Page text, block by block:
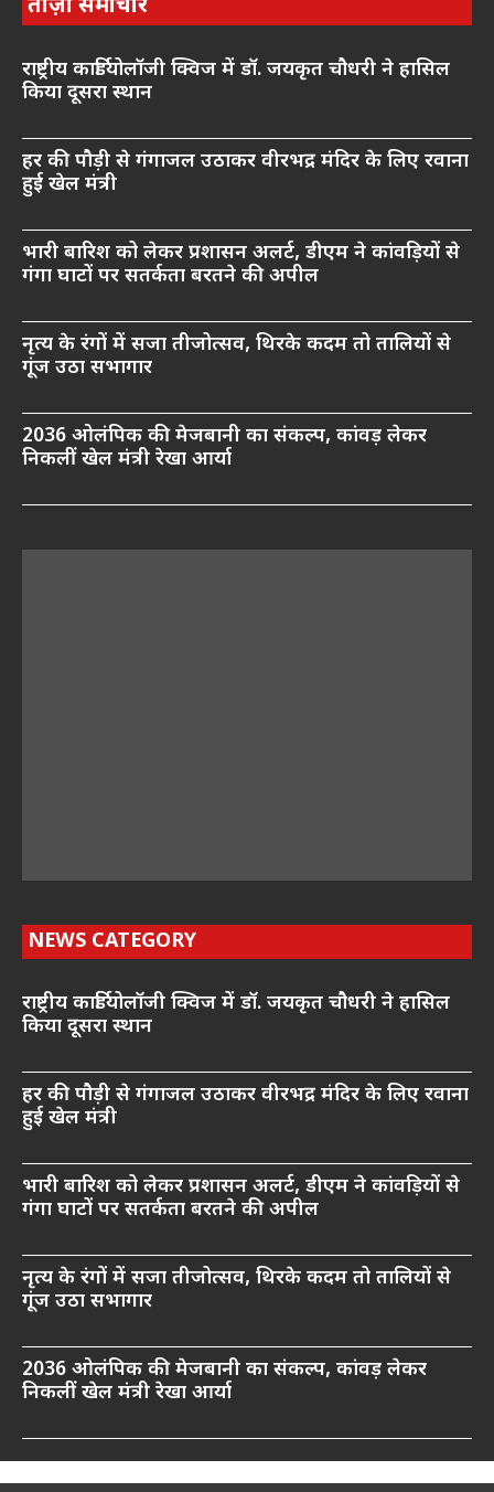
ताज़ा समाचार
राष्ट्रीय कार्डियोलॉजी क्विज में डॉ. जयकृत चौधरी ने हासिल
किया दूसरा स्थान
हर की पौड़ी से गंगाजल उठाकर वीरभद्र मंदिर के लिए रवाना
हुई खेल मंत्री
भारी बारिश को लेकर प्रशासन अलर्ट, डीएम ने कांवड़ियों से
गंगा घाटों पर सतर्कता बरतने की अपील
नृत्य के रंगों में सजा तीजोत्सव, थिरके कदम तो तालियों से
गूंज उठा सभागार
2036 ओलंपिक की मेजबानी का संकल्प, कांवड़ लेकर
निकलीं खेल मंत्री रेखा आर्या
NEWS CATEGORY
राष्ट्रीय कार्डियोलॉजी क्विज में डॉ. जयकृत चौधरी ने हासिल
किया दूसरा स्थान
हर की पौड़ी से गंगाजल उठाकर वीरभद्र मंदिर के लिए रवाना
हुई खेल मंत्री
भारी बारिश को लेकर प्रशासन अलर्ट, डीएम ने कांवड़ियों से
गंगा घाटों पर सतर्कता बरतने की अपील
नृत्य के रंगों में सजा तीजोत्सव, थिरके कदम तो तालियों से
गूंज उठा सभागार
2036 ओलंपिक की मेजबानी का संकल्प, कांवड़ लेकर
निकलीं खेल मंत्री रेखा आर्या